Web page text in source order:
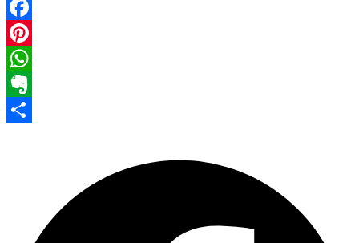
Facebook
Pinterest
WhatsApp
Evernote